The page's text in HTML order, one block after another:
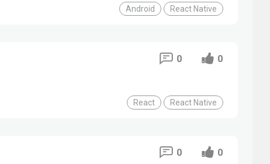
Android React Native
React React Native
0 0
0 0